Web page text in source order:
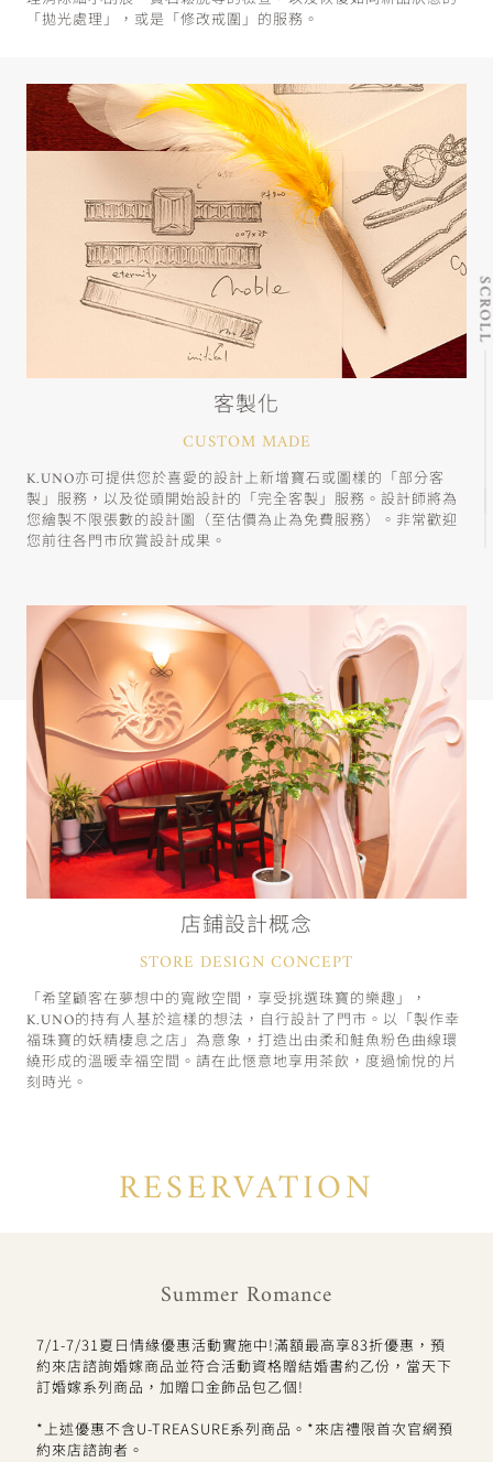
「拋光處理」，或是「修改戒圍」的服務。
客製化
CUSTOM MADE
K.UNO亦可提供您於喜愛的設計上新增寶石或圖樣的「部分客
製」服務，以及從頭開始設計的「完全客製」服務。設計師將為
您繪製不限張數的設計圖（至估價為止為免費服務）。非常歡迎
您前往各門市欣賞設計成果。
店鋪設計概念
STORE DESIGN CONCEPT
「希望顧客在夢想中的寬敞空間，享受挑選珠寶的樂趣」，
K.UNO的持有人基於這樣的想法，自行設計了門市。以「製作幸
福珠寶的妖精棲息之店」為意象，打造出由柔和鮭魚粉色曲線環
繞形成的溫暖幸福空間。請在此愜意地享用茶飲，度過愉悅的片
刻時光。
RESERVATION
Summer Romance
7/1-7/31夏日情緣優惠活動實施中!滿額最高享83折優惠，預
約來店諮詢婚嫁商品並符合活動資格贈結婚書約乙份，當天下
訂婚嫁系列商品，加贈口金飾品包乙個!
*上述優惠不含U-TREASURE系列商品。*來店禮限首次官網預
約來店諮詢者。